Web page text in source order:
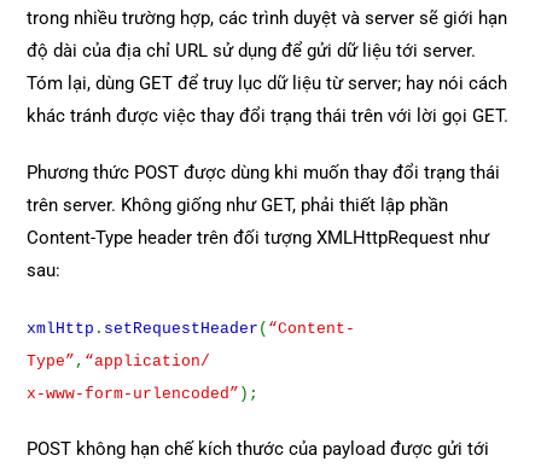
trong nhiều trường hợp, các trình duyệt và server sẽ giới hạn
độ dài của địa chỉ URL sử dụng để gửi dữ liệu tới server.
Tóm lại, dùng GET để truy lục dữ liệu từ server; hay nói cách
khác tránh được việc thay đổi trạng thái trên với lời gọi GET.
Phương thức POST được dùng khi muốn thay đổi trạng thái
trên server. Không giống như GET, phải thiết lập phần
Content-Type header trên đối tượng XMLHttpRequest như
sau:
xmlHttp . setRequestHeader ( “Content-
Type” , “application/
x-www-form-urlencoded” );
POST không hạn chế kích thước của payload được gửi tới